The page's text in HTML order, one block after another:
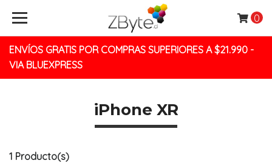
ENVÍOS GRATIS POR COMPRAS SUPERIORES A $21.990 -
VIA BLUEXPRESS
0
iPhone XR
1 Producto(s)